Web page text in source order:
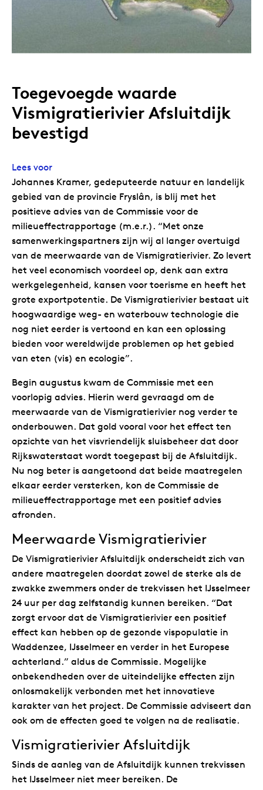
Toegevoegde waarde
Vismigratierivier Afsluitdijk
bevestigd
Lees voor
Johannes Kramer, gedeputeerde natuur en landelijk
gebied van de provincie Fryslân, is blij met het
positieve advies van de Commissie voor de
milieueffectrapportage (m.e.r.). “Met onze
samenwerkingspartners zijn wij al langer overtuigd
van de meerwaarde van de Vismigratierivier. Zo levert
het veel economisch voordeel op, denk aan extra
werkgelegenheid, kansen voor toerisme en heeft het
grote exportpotentie. De Vismigratierivier bestaat uit
hoogwaardige weg- en waterbouw technologie die
nog niet eerder is vertoond en kan een oplossing
bieden voor wereldwijde problemen op het gebied
van eten (vis) en ecologie”.
Begin augustus kwam de Commissie met een
voorlopig advies. Hierin werd gevraagd om de
meerwaarde van de Vismigratierivier nog verder te
onderbouwen. Dat gold vooral voor het effect ten
opzichte van het visvriendelijk sluisbeheer dat door
Rijkswaterstaat wordt toegepast bij de Afsluitdijk.
Nu nog beter is aangetoond dat beide maatregelen
elkaar eerder versterken, kon de Commissie de
milieueffectrapportage met een positief advies
afronden.
Meerwaarde Vismigratierivier
De Vismigratierivier Afsluitdijk onderscheidt zich van
andere maatregelen doordat zowel de sterke als de
zwakke zwemmers onder de trekvissen het IJsselmeer
24 uur per dag zelfstandig kunnen bereiken. “Dat
zorgt ervoor dat de Vismigratierivier een positief
effect kan hebben op de gezonde vispopulatie in
Waddenzee, IJsselmeer en verder in het Europese
achterland.” aldus de Commissie. Mogelijke
onbekendheden over de uiteindelijke effecten zijn
onlosmakelijk verbonden met het innovatieve
karakter van het project. De Commissie adviseert dan
ook om de effecten goed te volgen na de realisatie.
Vismigratierivier Afsluitdijk
Sinds de aanleg van de Afsluitdijk kunnen trekvissen
het IJsselmeer niet meer bereiken. De